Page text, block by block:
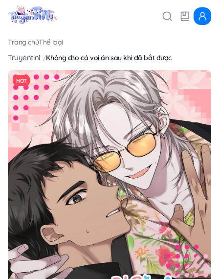
Trang chủThể loại
Truyentini Không cho cá voi ăn sau khi đã bắt được
HOT